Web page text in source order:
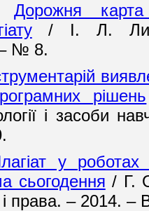
Дорожня
/ І. Л.
– № 8.
рішень
і засоби
у роботах
сьогодення / Г.
права. – 2014. –